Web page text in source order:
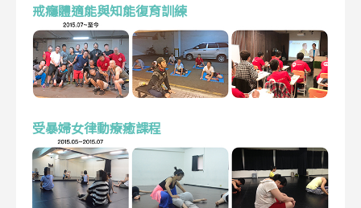
戒癮體適能與知能復育訓練
受暴婦女律動療癒課程